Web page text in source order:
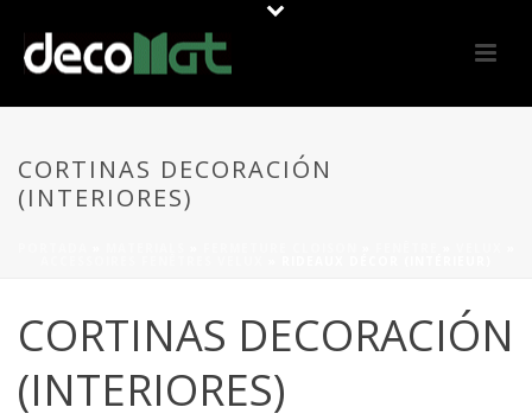
CORTINAS DECORACIÓN
(INTERIORES)
CORTINAS DECORACIÓN
(INTERIORES)